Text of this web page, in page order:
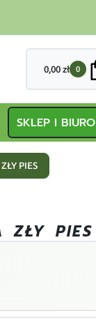
0,00 zł 0
SKLEP I BIURO
PIES
ZŁY PIES